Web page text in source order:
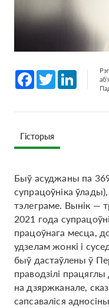
Facebook
Twitter
Гісторыя
Быў асуджаны па
супрацоўніка
тэлеграме. Вынік —
2021 года
працоўнага месца,
удзелам жонкі і
быў дастаўлены ў
праводзілі
на дзяржканале,
сапсаваліся